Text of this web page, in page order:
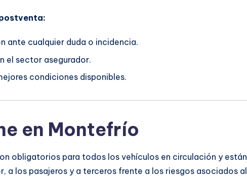
ante cualquier duda o incidencia.
el sector asegurador.
condiciones disponibles.
en Montefrío
obligatorios para todos los vehículos en circulación y están
a los pasajeros y a terceros frente a los riesgos asociados al